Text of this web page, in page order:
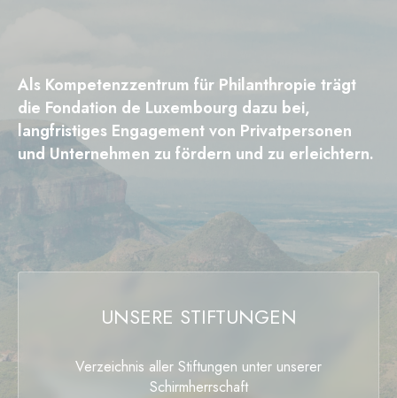
Als Kompetenzzentrum für Philanthropie trägt
die Fondation de Luxembourg dazu bei,
langfristiges Engagement von Privatpersonen
und Unternehmen zu fördern und zu erleichtern.
UNSERE STIFTUNGEN
Verzeichnis aller Stiftungen unter unserer
Schirmherrschaft